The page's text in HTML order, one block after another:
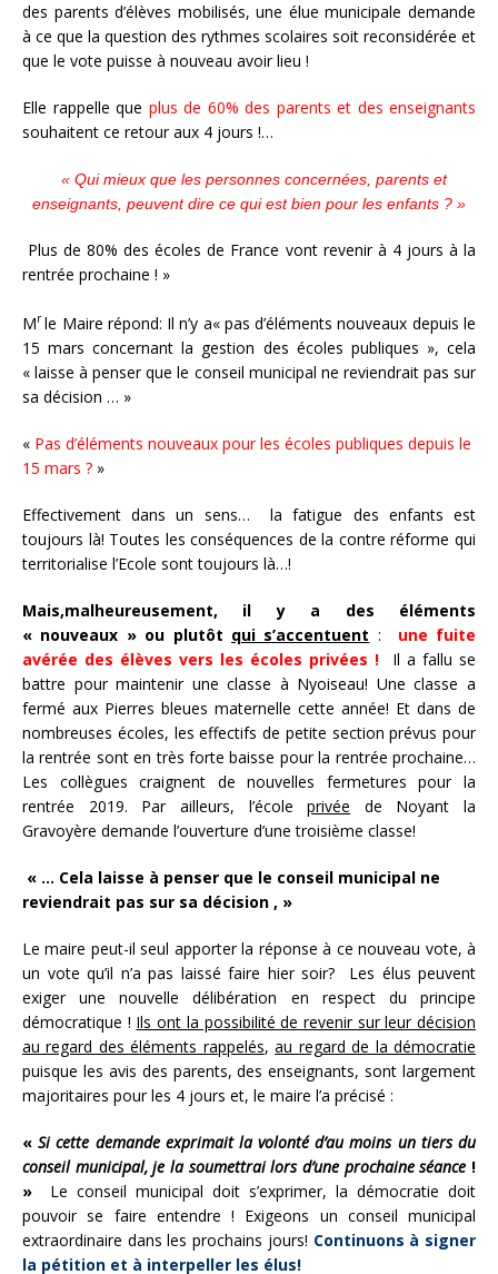
des parents d’élèves mobilisés, une élue municipale demande
à ce que la question des rythmes scolaires soit reconsidérée et
que le vote puisse à nouveau avoir lieu !
Elle rappelle que plus de 60% des parents et des enseignants
souhaitent ce retour aux 4 jours !…
« Qui mieux que les personnes concernées, parents et
enseignants, peuvent dire ce qui est bien pour les enfants ? »
Plus de 80% des écoles de France vont revenir à 4 jours à la
rentrée prochaine ! »
Mrle Maire répond: Il n’y a« pas d’éléments nouveaux depuis le
15 mars concernant la gestion des écoles publiques », cela
« laisse à penser que le conseil municipal ne reviendrait pas sur
sa décision … »
« Pas d’éléments nouveaux pour les écoles publiques depuis le
15 mars ? »
Effectivement dans un sens… la fatigue des enfants est
toujours là! Toutes les conséquences de la contre réforme qui
territorialise l’Ecole sont toujours là…!
Mais,malheureusement, il y a des éléments
« nouveaux » ou plutôt qui s’accentuent : une fuite
avérée des élèves vers les écoles privées ! Il a fallu se
battre pour maintenir une classe à Nyoiseau! Une classe a
fermé aux Pierres bleues maternelle cette année! Et dans de
nombreuses écoles, les effectifs de petite section prévus pour
la rentrée sont en très forte baisse pour la rentrée prochaine…
Les collègues craignent de nouvelles fermetures pour la
rentrée 2019. Par ailleurs, l’écoleprivée de Noyant la
Gravoyère demande l’ouverture d’une troisième classe!
« … Cela laisse à penser que le conseil municipal ne
reviendrait pas sur sa décision , »
Le maire peut-il seul apporter la réponse à ce nouveau vote, à
un vote qu’il n’a pas laissé faire hier soir? Les élus peuvent
exiger une nouvelle délibération en respect du principe
démocratique ! Ils ont la possibilité de revenir sur leur décision
au regard des éléments rappelés,au regard de la démocratie
puisque les avis des parents, des enseignants, sont largement
majoritaires pour les 4 jours et, le maire l’a précisé :
«Si cette demande exprimait la volonté d’au moins un tiers du
conseil municipal,je la soumettrai lors d’une prochaine séance !
» Le conseil municipal doit s’exprimer, la démocratie doit
pouvoir se faire entendre ! Exigeons un conseil municipal
extraordinaire dans les prochains jours! Continuons à signer
la pétition et à interpeller les élus!